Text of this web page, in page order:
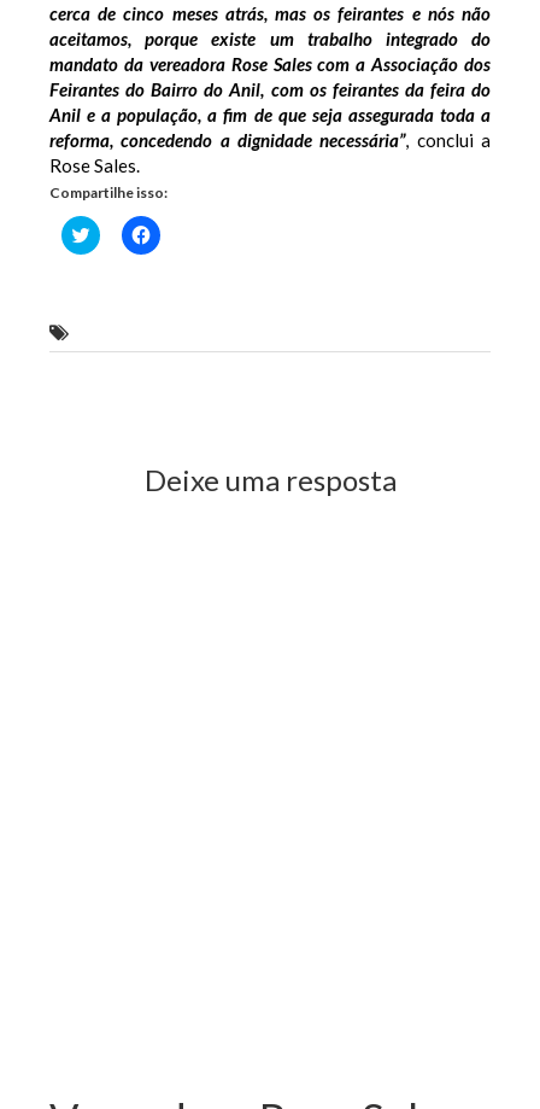
cerca de cinco meses atrás, mas os feirantes e nós não
aceitamos, porque existe um trabalho integrado do
mandato da vereadora Rose Sales com a Associação dos
Feirantes do Bairro do Anil, com os feirantes da feira do
Anil e a população, a fim de que seja assegurada toda a
reforma, concedendo a dignidade necessária”, conclui a
Rose Sales.
Compartilhe isso:
Clique
para
Clique
para
Deixe uma resposta